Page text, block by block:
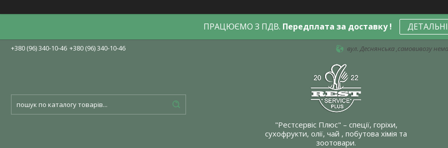
ПРАЦЮЄМО З ПДВ. Передплата за доставку !
+380 (96) 340-10-46 +380 (96) 340-10-46 вул. Деснянська ,самовивозу
"Рестсервіс Плюс" – спеції, горіхи,
сухофрукти, олії, чай , побутова хімія та
зоотовари.